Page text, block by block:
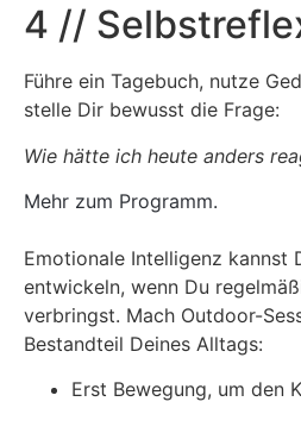
4 //
Führe ein Tagebuch, nutze
stelle Dir bewusst die Frage:
Wie hätte ich heute anders
Mehr zum Programm.
Emotionale Intelligenz kannst
entwickeln, wenn Du
verbringst. Mach Outdoor-
Bestandteil Deines Alltags:
Erst Bewegung, um den